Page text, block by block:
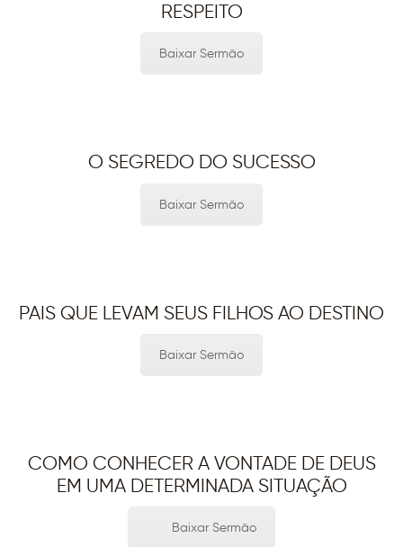
RESPEITO
Baixar Sermão
O SEGREDO DO SUCESSO
Baixar Sermão
PAIS QUE LEVAM SEUS FILHOS AO DESTINO
Baixar Sermão
COMO CONHECER A VONTADE DE DEUS
EM UMA DETERMINADA SITUAÇÃO
Baixar Sermão